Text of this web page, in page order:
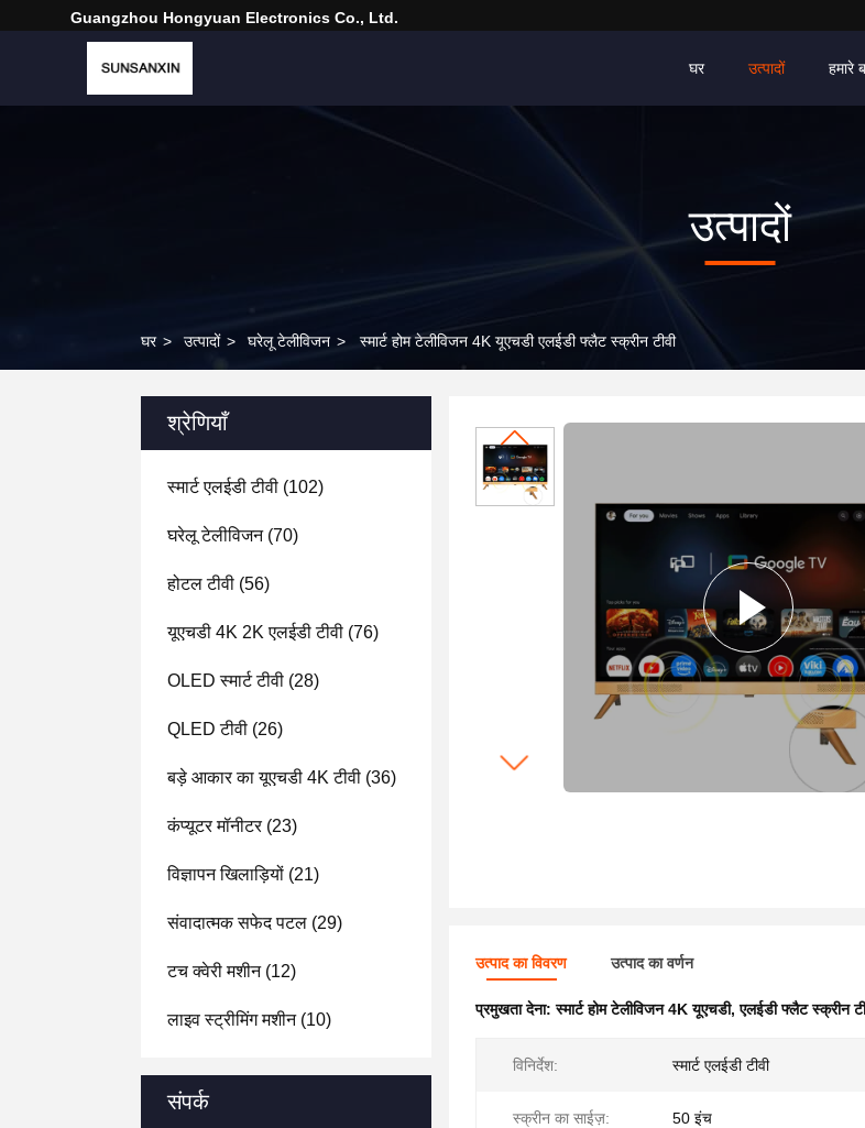
Guangzhou Hongyuan Electronics Co., Ltd.
घर उत्पादों हमारे
उत्पादों
घर > उत्पादों > घरेलू टेलीविजन > स्मार्ट होम टेलीविजन 4K यूएचडी एलईडी फ्लैट स्क्रीन टीवी
श्रेणियाँ
स्मार्ट एलईडी टीवी (102)
घरेलू टेलीविजन(70)
होटल टीवी (56)
यूएचडी 4K 2K एलईडी टीवी (76)
OLED स्मार्ट टीवी (28)
QLED टीवी (26)
बड़े आकार का यूएचडी 4K टीवी (36)
कंप्यूटर मॉनीटर(23)
विज्ञापन खिलाड़ियों (21)
संवादात्मक सफेद पटल (29)
टच क्वेरी मशीन(12)
लाइव स्ट्रीमिंग मशीन(10)
संपर्क
उत्पाद का विवरण उत्पाद का वर्णन
प्रमुखता देना:स्मार्ट होम टेलीविजन 4K यूएचडी,एलईडी फ्लैट स्क्रीन
विनिर्देश: स्मार्ट एलईडी टीवी
स्क्रीन का साईज़: 50 इंच